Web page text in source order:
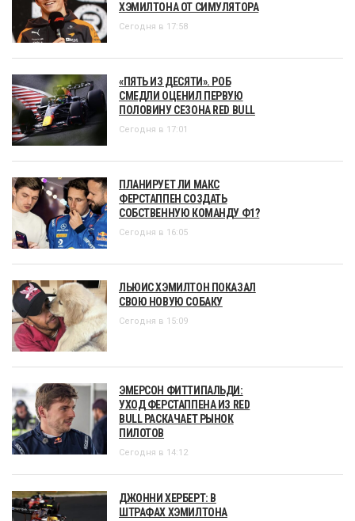
ХЭМИЛТОНА ОТ СИМУЛЯТОРА
Сегодня в 17:58
«ПЯТЬ ИЗ ДЕСЯТИ». РОБ
СМЕДЛИ ОЦЕНИЛ ПЕРВУЮ
ПОЛОВИНУ СЕЗОНА RED BULL
Сегодня в 17:01
ПЛАНИРУЕТ ЛИ МАКС
ФЕРСТАППЕН СОЗДАТЬ
СОБСТВЕННУЮ КОМАНДУ Ф1?
Сегодня в 16:05
ЛЬЮИС ХЭМИЛТОН ПОКАЗАЛ
СВОЮ НОВУЮ СОБАКУ
Сегодня в 15:09
ЭМЕРСОН ФИТТИПАЛЬДИ:
УХОД ФЕРСТАППЕНА ИЗ RED
BULL РАСКАЧАЕТ РЫНОК
ПИЛОТОВ
Сегодня в 14:12
ДЖОННИ ХЕРБЕРТ: В
ШТРАФАХ ХЭМИЛТОНА